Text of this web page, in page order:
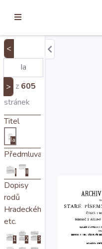
Úvod
Edice
O projektu
<
> z 605
stránek
Titel
Ia
Předmluva
I II
Dopisy
rodů
Hradeckého
etc.
1 2 3